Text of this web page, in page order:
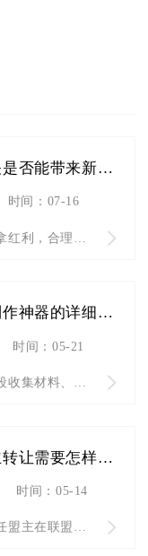
万国觉醒入关是否能带来新机遇
时间：07-16
泰拉瑞亚中制作神器的详细步骤是什么
时间：05-21
斗罗大陆盟主转让需要怎样操作
时间：05-14
斗罗大陆盟主转让核心操作是由现任盟主在联盟管理界面选定目标成...